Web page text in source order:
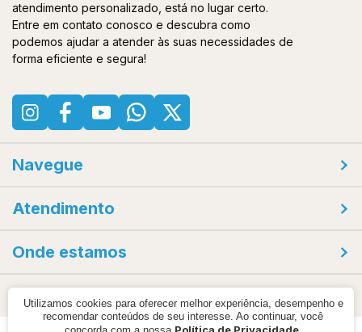
atendimento personalizado, está no lugar certo.
Entre em contato conosco e descubra como
podemos ajudar a atender às suas necessidades de
forma eficiente e segura!
Navegue
Atendimento
Onde estamos
Compra 100% segura
Utilizamos cookies para oferecer melhor experiência, desempenho e
recomendar conteúdos de seu interesse. Ao continuar, você